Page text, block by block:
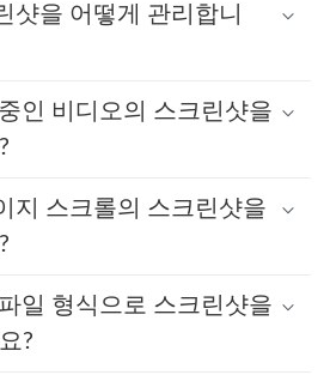
샷을 어떻게 관리합니
인 비디오의 스크린샷을
지 스크롤의 스크린샷을
일 형식으로 스크린샷을
?